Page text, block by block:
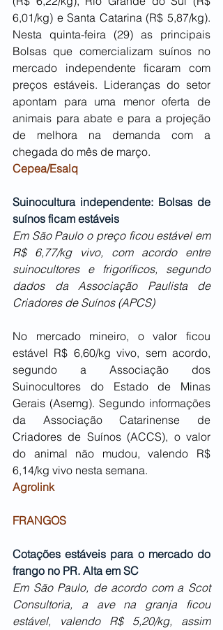
6,01/kg) e Santa Catarina (R$ 5,87/kg).
Nesta quinta-feira (29) as principais
Bolsas que comercializam suínos no
mercado independente ficaram com
preços estáveis. Lideranças do setor
apontam para uma menor oferta de
animais para abate e para a projeção
de melhora na demanda com a
chegada do mês de março.
Cepea/Esalq
Suinocultura independente: Bolsas de
suínos ficam estáveis
Em São Paulo o preço ficou estável em
R$ 6,77/kg vivo, com acordo entre
suinocultores e frigoríficos, segundo
dados da Associação Paulista de
Criadores de Suínos (APCS)
No mercado mineiro, o valor ficou
estável R$ 6,60/kg vivo, sem acordo,
segundo a Associação dos
Suinocultores do Estado de Minas
Gerais (Asemg). Segundo informações
da Associação Catarinense de
Criadores de Suínos (ACCS), o valor
do animal não mudou, valendo R$
6,14/kg vivo nesta semana.
Agrolink
FRANGOS
Cotações estáveis para o mercado do
frango no PR. Alta em SC
Em São Paulo, de acordo com a Scot
Consultoria, a ave na granja ficou
estável, valendo R$ 5,20/kg, assim